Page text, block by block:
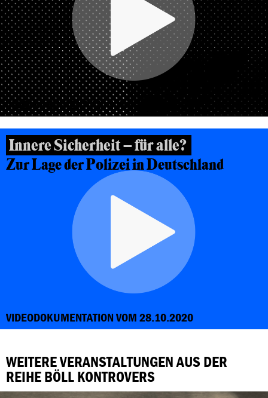
VIDEODOKUMENTATION VOM 23.03.2021
Innere Sicherheit – für alle?
Zur Lage der Polizei in Deutschland
VIDEODOKUMENTATION VOM 28.10.2020
WEITERE VERANSTALTUNGEN AUS DER
REIHE BÖLL KONTROVERS